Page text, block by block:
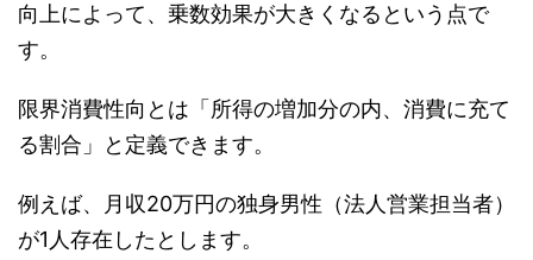
向上によって、乗数効果が大きくなるという点で
す。
限界消費性向とは「所得の増加分の内、消費に充て
る割合」と定義できます。
例えば、月収20万円の独身男性（法人営業担当者）
が1人存在したとします。